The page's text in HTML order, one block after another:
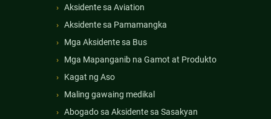
Aksidente sa Aviation
Aksidente sa Pamamangka
Mga Aksidente sa Bus
Mga Mapanganib na Gamot at Produkto
Kagat ng Aso
Maling gawaing medikal
Abogado sa Aksidente sa Sasakyan